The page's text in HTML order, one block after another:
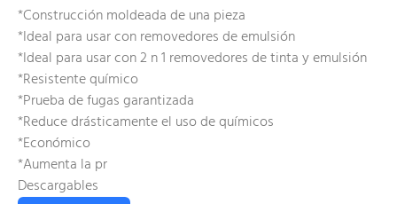
*Construcción moldeada de una pieza
*Ideal para usar con removedores de emulsión
*Ideal para usar con 2 n 1 removedores de tinta y emulsión
*Resistente químico
*Prueba de fugas garantizada
*Reduce drásticamente el uso de químicos
*Económico
*Aumenta la pr
Descargables